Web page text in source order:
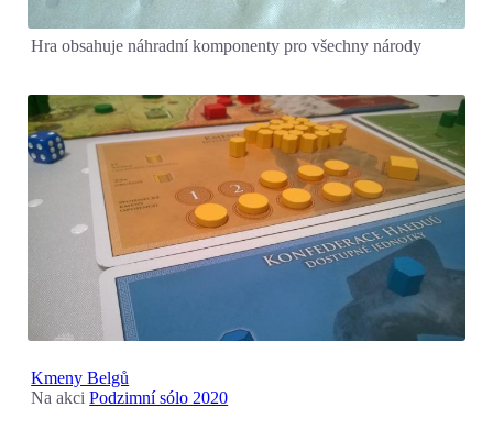
Hra obsahuje náhradní komponenty pro všechny národy
Kmeny Belgů
Na akciPodzimní sólo 2020